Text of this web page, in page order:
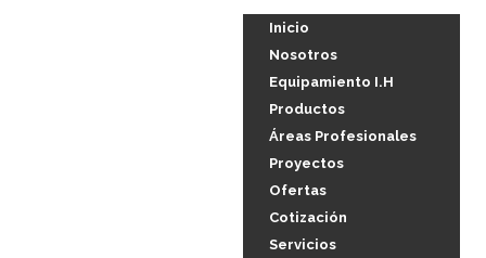
Inicio
Nosotros
Equipamiento I.H
Productos
Áreas Profesionales
Proyectos
Ofertas
Cotización
Servicios